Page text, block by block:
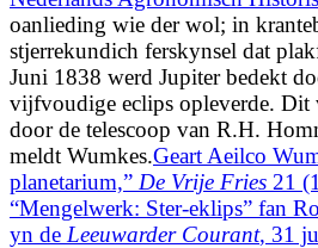
oanlieding wie der wol; in
stjerrekundich ferskynsel dat
Juni 1838 werd Jupiter bedekt
vijfvoudige eclips opleverde. Dit
door de telescoop van R.H.
meldt Wumkes.Geart Aeilco
planetarium,” De Vrije Fries 21
“Mengelwerk: Ster-eklips” fan
yn de Leeuwarder Courant, 31